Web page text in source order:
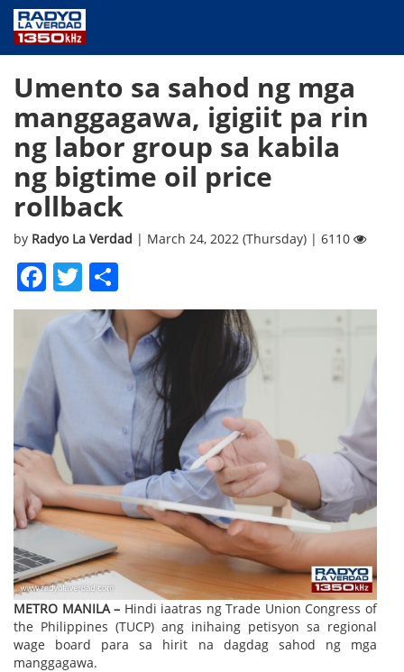
NEWS
PUBLIC SERVICE
ANNOUNCEMENTS
PROGRAMS
ABOUT
CONTACT US
Umento sa sahod ng mga
manggagawa, igigiit pa rin
ng labor group sa kabila
ng bigtime oil price
rollback
by Radyo La Verdad | March 24, 2022 (Thursday) | 6110
Facebook
Twitter
METRO MANILA – Hindi iaatras ng Trade Union Congress of
the Philippines (TUCP) ang inihaing petisyon sa regional
wage board para sa hirit na dagdag sahod ng mga
manggagawa.